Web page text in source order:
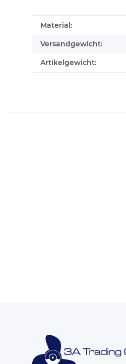
Produkteigenschaft
Wert
Material:
Versandgewicht:
Artikelgewicht: